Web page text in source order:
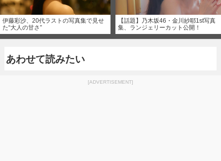
伊藤彩沙、20代ラストの写真集で見せ
た“大人の甘さ”
【話題】乃木坂46・金川紗耶1st写真
集、ランジェリーカット公開！
あわせて読みたい
[ADVERTISEMENT]